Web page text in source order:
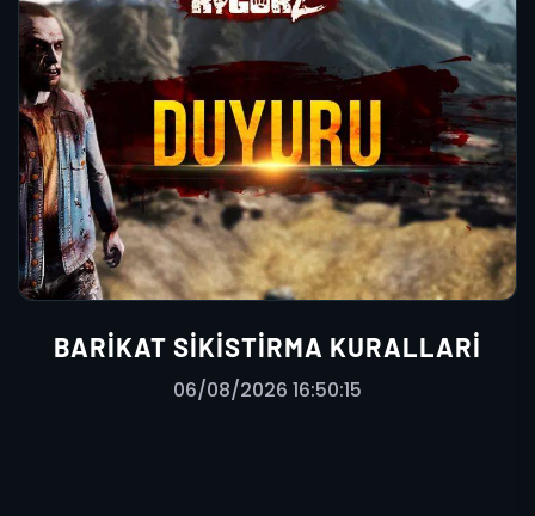
BARIKAT SIKISTIRMA KURALLARI
06/08/2026 16:50:15